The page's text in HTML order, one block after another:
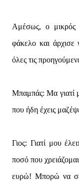
Αμέσως, ο μικρός
φάκελο και άρχισε
όλες τις
Μπαμπάς: Μα γιατί
που ήδη έχεις
Γιος: Γιατί μου
ποσό που
ευρώ! Μπορώ να